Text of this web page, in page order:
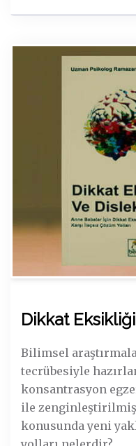
Dikkat
Bilimsel
tecrübesiyle
konsantrasyon
ile
konusunda yeni